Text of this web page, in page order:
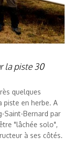
la piste 30
quelques
piste en herbe. A
Saint-Bernard par
"lâchée solo",
à ses côtés.